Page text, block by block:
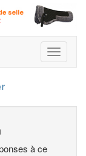
Toggle
à ce